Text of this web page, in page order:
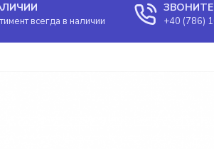
всегда в наличии
ЗВОНИТЕ
+40 (786)